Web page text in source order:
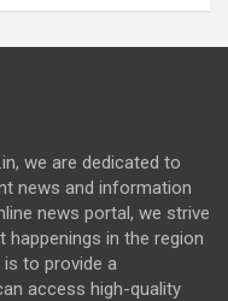
we are dedicated to
news and information
news portal, we strive
in the region
is to provide a
access high-quality